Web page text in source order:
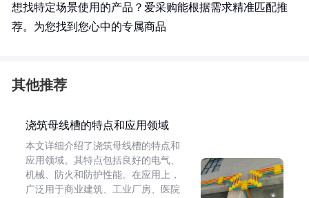
想找特定场景使用的产品？爱采购能根据需求精准匹配推
荐。为您找到您心中的专属商品
其他推荐
浇筑母线槽的特点和应用领域
本文详细介绍了浇筑母线槽的特点和
应用领域。其特点包括良好的电气、
机械、防火和防护性能。在应用上，
广泛用于商业建筑、工业厂房、医院